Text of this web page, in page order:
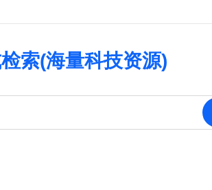
索(海量科技资源)